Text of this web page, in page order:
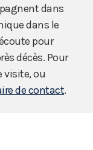
dans
dans le
pour
décès. Pour
visite, ou
de contact.